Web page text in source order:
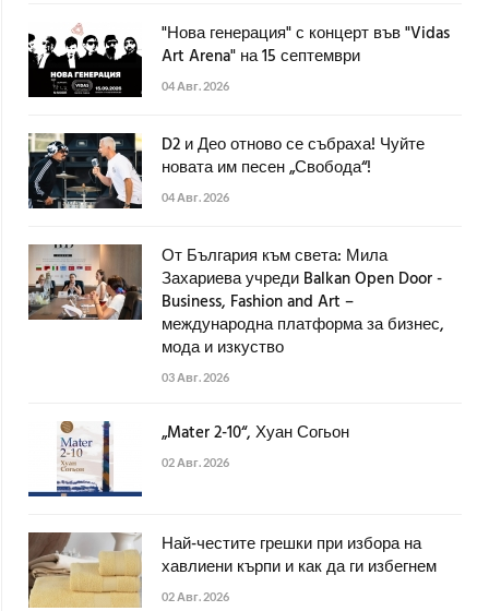
"Нова генерация" с концерт във "Vidas
Art Arena" на 15 септември
04 Авг. 2026
D2 и Део отново се събраха! Чуйте
новата им песен „Свобода“!
04 Авг. 2026
От България към света: Мила
Захариева учреди Balkan Open Door -
Business, Fashion and Art –
международна платформа за бизнес,
мода и изкуство
03 Авг. 2026
„Mater 2-10“, Хуан Согьон
02 Авг. 2026
Най-честите грешки при избора на
хавлиени кърпи и как да ги избегнем
02 Авг. 2026